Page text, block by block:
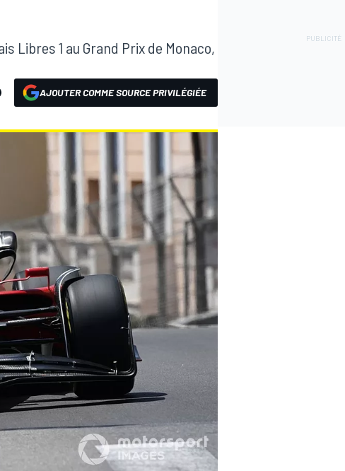
Libres 1 au Grand Prix de Monaco,
AJOUTER COMME SOURCE PRIVILÉGIÉE